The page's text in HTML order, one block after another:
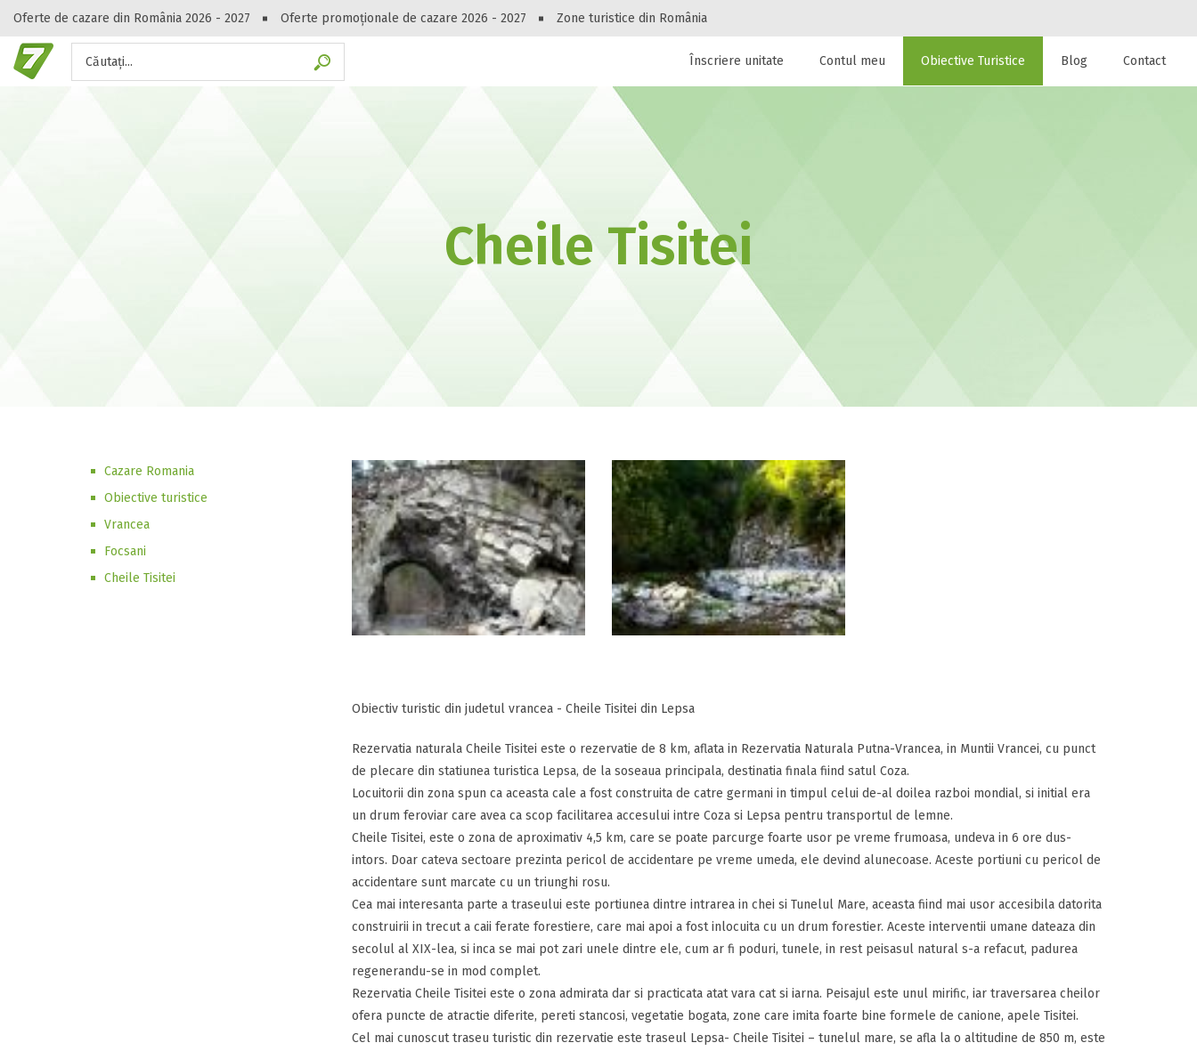
Oferte de cazare din România 2026 - 2027 Oferte promoționale de cazare 2026 - 2027 Zone turistice din România
Căutați...
Peste 10545 oferte de cazare!
Gasești hoteluri, pensiuni, vile, apartamente sau alte unitați de cazare la
cel mai bun preț.
Înscriere unitate Contul meu Obiective Turistice Blog Contact
Cheile Tisitei
Cazare Romania
Obiective turistice
Vrancea
Focsani
Cheile Tisitei
Obiectiv turistic din judetul vrancea - Cheile Tisitei din Lepsa
Rezervatia naturala Cheile Tisitei este o rezervatie de 8 km, aflata in Rezervatia Naturala Putna-Vrancea, in Muntii Vrancei, cu punct
de plecare din statiunea turistica Lepsa, de la soseaua principala, destinatia finala fiind satul Coza.
Locuitorii din zona spun ca aceasta cale a fost construita de catre germani in timpul celui de-al doilea razboi mondial, si initial era
un drum feroviar care avea ca scop facilitarea accesului intre Coza si Lepsa pentru transportul de lemne.
Cheile Tisitei, este o zona de aproximativ 4,5 km, care se poate parcurge foarte usor pe vreme frumoasa, undeva in 6 ore dus-
intors. Doar cateva sectoare prezinta pericol de accidentare pe vreme umeda, ele devind alunecoase. Aceste portiuni cu pericol de
accidentare sunt marcate cu un triunghi rosu.
Cea mai interesanta parte a traseului este portiunea dintre intrarea in chei si Tunelul Mare, aceasta fiind mai usor accesibila datorita
construirii in trecut a caii ferate forestiere, care mai apoi a fost inlocuita cu un drum forestier. Aceste interventii umane dateaza din
secolul al XIX-lea, si inca se mai pot zari unele dintre ele, cum ar fi poduri, tunele, in rest peisasul natural s-a refacut, padurea
regenerandu-se in mod complet.
Rezervatia Cheile Tisitei este o zona admirata dar si practicata atat vara cat si iarna. Peisajul este unul mirific, iar traversarea cheilor
ofera puncte de atractie diferite, pereti stancosi, vegetatie bogata, zone care imita foarte bine formele de canione, apele Tisitei.
Cel mai cunoscut traseu turistic din rezervatie este traseul Lepsa- Cheile Tisitei – tunelul mare, se afla la o altitudine de 850 m, este